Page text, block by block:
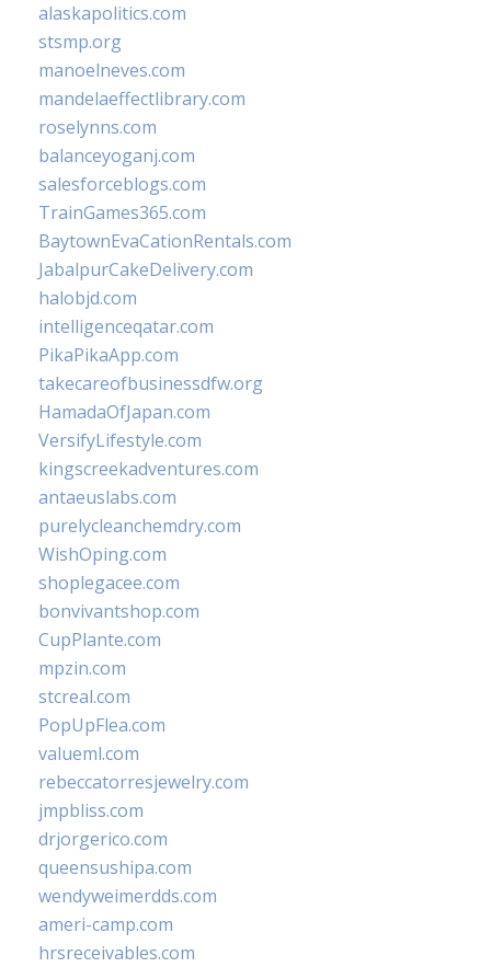
alaskapolitics.com
stsmp.org
manoelneves.com
mandelaeffectlibrary.com
roselynns.com
balanceyoganj.com
salesforceblogs.com
TrainGames365.com
BaytownEvaCationRentals.com
JabalpurCakeDelivery.com
halobjd.com
intelligenceqatar.com
PikaPikaApp.com
takecareofbusinessdfw.org
HamadaOfJapan.com
VersifyLifestyle.com
kingscreekadventures.com
antaeuslabs.com
purelycleanchemdry.com
WishOping.com
shoplegacee.com
bonvivantshop.com
CupPlante.com
mpzin.com
stcreal.com
PopUpFlea.com
valueml.com
rebeccatorresjewelry.com
jmpbliss.com
drjorgerico.com
queensushipa.com
wendyweimerdds.com
ameri-camp.com
hrsreceivables.com